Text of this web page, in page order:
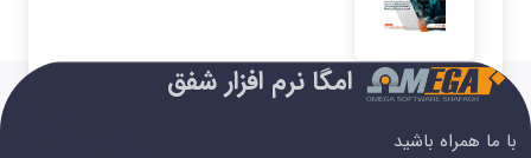
امگا نرم افزار شفق
با ما همراه باشید